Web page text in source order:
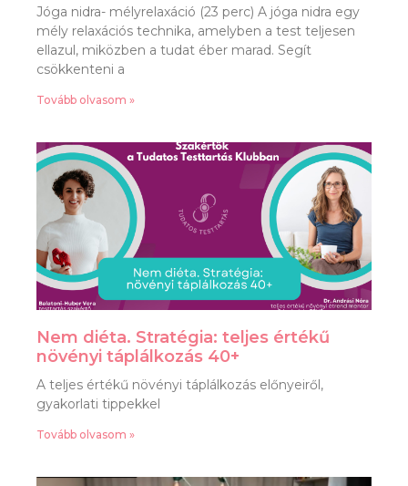
Jóga nidra- mélyrelaxáció (23 perc) A jóga nidra egy
mély relaxációs technika, amelyben a test teljesen
ellazul, miközben a tudat éber marad. Segít
csökkenteni a
Tovább olvasom »
Nem diéta. Stratégia: teljes értékű
növényi táplálkozás 40+
A teljes értékű növényi táplálkozás előnyeiről,
gyakorlati tippekkel
Tovább olvasom »